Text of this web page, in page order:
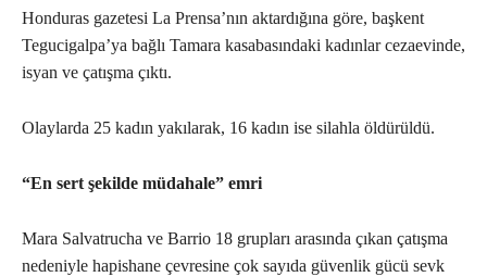
Honduras gazetesi La Prensa’nın aktardığına göre, başkent
Tegucigalpa’ya bağlı Tamara kasabasındaki kadınlar cezaevinde,
isyan ve çatışma çıktı.
Olaylarda 25 kadın yakılarak, 16 kadın ise silahla öldürüldü.
“En sert şekilde müdahale” emri
Mara Salvatrucha ve Barrio 18 grupları arasında çıkan çatışma
nedeniyle hapishane çevresine çok sayıda güvenlik gücü sevk